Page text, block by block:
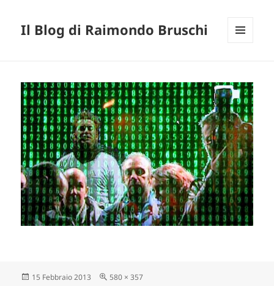
Il Blog di Raimondo Bruschi
Scritto
15 Febbraio 2013
Dimensione
580 × 357